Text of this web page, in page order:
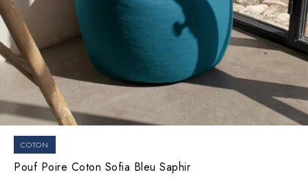
COTON
Pouf Poire Coton Sofia Bleu Saphir